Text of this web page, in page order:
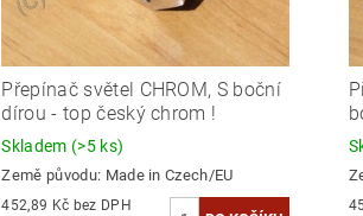
Přepínač světel CHROM, S boční
dírou - top český chrom !
Skladem (>5 ks)
Země původu: Made in Czech/EU
452,89 Kč bez DPH